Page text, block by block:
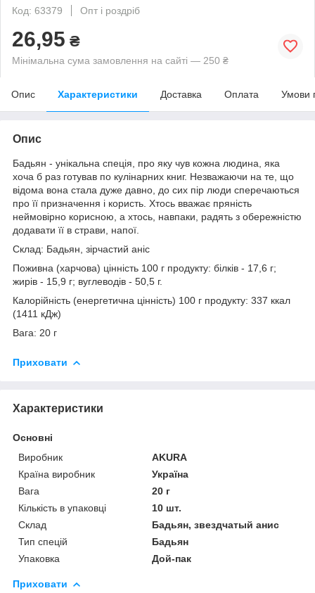
Код: 63379
Опт і роздріб
26,95 ₴
Мінімальна сума замовлення на сайті — 250 ₴
Опис Характеристики Доставка Оплата Умови
Опис
Бадьян - унікальна спеція, про яку чув кожна людина, яка
хоча б раз готував по кулінарних книг. Незважаючи на те, що
відома вона стала дуже давно, до сих пір люди сперечаються
про її призначення і користь. Хтось вважає пряність
неймовірно корисною, а хтось, навпаки, радять з обережністю
додавати її в страви, напої.
Склад: Бадьян, зірчастий аніс
Поживна (харчова) цінність 100 г продукту: білків - 17,6 г;
жирів - 15,9 г; вуглеводів - 50,5 г.
Калорійність (енергетична цінність) 100 г продукту: 337 ккал
(1411 кДж)
Вага: 20 г
Приховати
Характеристики
Основні
Виробник
AKURA
Країна виробник
Україна
Вага
20 г
Кількість в упаковці
10 шт.
Склад
Бадьян, звездчатый анис
Тип спецій
Бадьян
Упаковка
Дой-пак
Приховати